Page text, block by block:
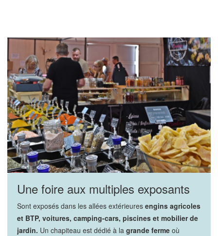
Une foire aux multiples exposants
Sont exposés dans les allées extérieures engins agricoles
et BTP, voitures, camping-cars, piscines et mobilier de
jardin. Un chapiteau est dédié à la grande ferme où